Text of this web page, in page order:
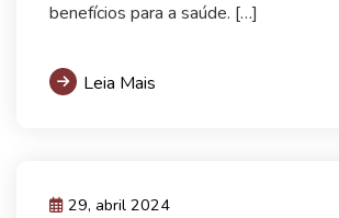
benefícios para a saúde. […]
Leia Mais
29, abril 2024